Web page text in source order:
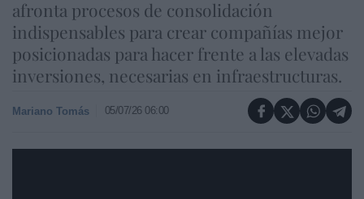
afronta procesos de consolidación
indispensables para crear compañías mejor
posicionadas para hacer frente a las elevadas
inversiones, necesarias en infraestructuras.
Mariano Tomás 05/07/26 06:00